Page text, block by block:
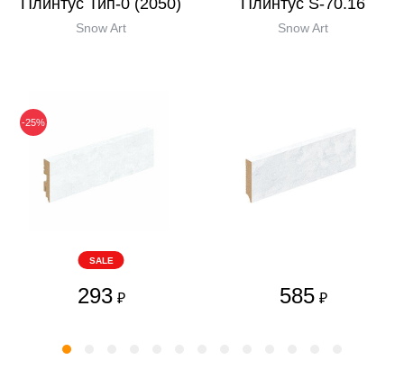
Плинтус Тип-0 (2050)
Snow Art
-25%
SALE
293 ₽
Плинтус S-70.16
Snow Art
585 ₽